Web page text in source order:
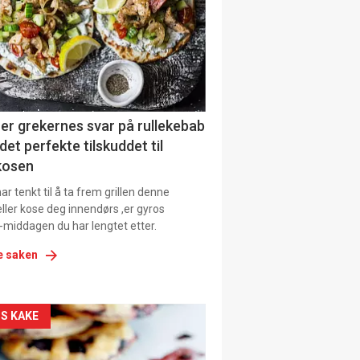
grekernes svar på rullekebab
perfekte tilskuddet til
tenkt til å ta frem grillen denne
kose deg innendørs ,er gyros
du har lengtet etter.
saken
KAKE